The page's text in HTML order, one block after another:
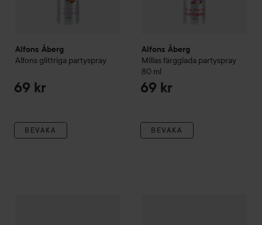
Alfons Åberg
Alfons glittriga partyspray
69 kr
BEVAKA
Alfons Åberg
Millas färgglada partyspray
80 ml
69 kr
BEVAKA